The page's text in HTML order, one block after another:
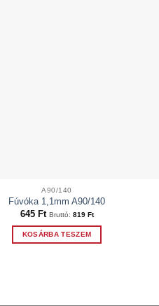
A90/140
Fúvóka 1,1mm A90/140
645 Ft Bruttó: 819 Ft
KOSÁRBA TESZEM